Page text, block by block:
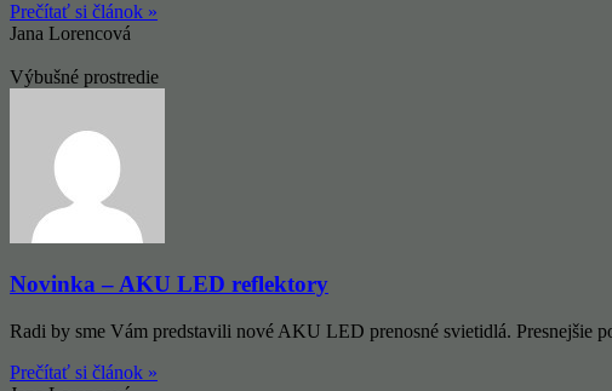
Prečítať si článok »
Jana Lorencová
Výbušné prostredie
Novinka – AKU LED reflektory
Radi by sme Vám predstavili nové AKU LED prenosné svietidlá. Presnejšie
Prečítať si článok »